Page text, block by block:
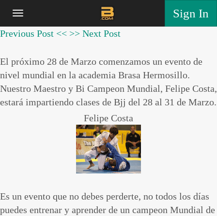
Sign In
Previous Post << >> Next Post
El próximo 28 de Marzo comenzamos un evento de
nivel mundial en la academia Brasa Hermosillo.
Nuestro Maestro y Bi Campeon Mundial, Felipe Costa,
estará impartiendo clases de Bjj del 28 al 31 de Marzo.
Felipe Costa
Es un evento que no debes perderte, no todos los días
puedes entrenar y aprender de un campeon Mundial de